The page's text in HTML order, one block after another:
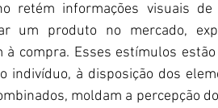
retém informações visuais
um produto no mercado,
à compra. Esses estímulos
indivíduo, à disposição dos
moldam a percepção